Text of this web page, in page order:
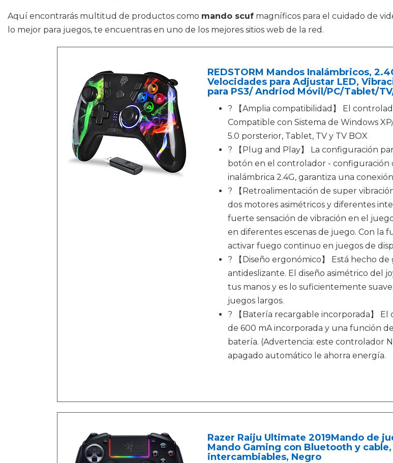
Aquí encontrarás multitud de productos como mando scuf magníficos para el cuidado de
lo mejor para juegos, te encuentras en uno de los mejores sitios web de la red.
REDSTORM Mandos Inalámbricos,
Velocidades para Adjustar LED,
para PS3/ Andriod Móvil/PC/Tablet/
? 【Amplia compatibilidad】 El
Compatible con Sistema de Windows
5.0 porsterior, Tablet, TV y TV BOX
? 【Plug and Play】 La configuración
botón en el controlador - configuración
inalámbrica 2.4G, garantiza una
? 【Retroalimentación de super
dos motores asimétricos y diferentes
fuerte sensación de vibración en el
en diferentes escenas de juego. Con la
activar fuego continuo en juegos de
? 【Diseño ergonómico】 Está hecho
antideslizante. El diseño asimétrico del
tus manos y es lo suficientemente
juegos largos.
? 【Batería recargable incorporada】
de 600 mA incorporada y una función
batería. (Advertencia: este controlador
apagado automático le ahorra energía.
Razer Raiju Ultimate 2019Mando de
Mando Gaming con Bluetooth y
intercambiables, Negro